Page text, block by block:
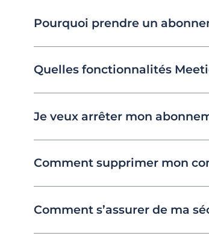
Pourquoi prendre un
Quelles fonctionnalités
Je veux arrêter mon
Comment supprimer mon
Comment s’assurer de ma